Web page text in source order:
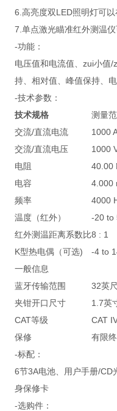
6.高亮度双LED照明灯可
7.单点激光瞄准红外测温
-功能：
电压值和电流值、zui小值/
持、相对值、峰值保持
-技术参数：
技术规格
测量
交流/直流电流
1000
交流/直流电压
1000
电阻
40.00
电容
4.000
频率
4000
温度（红外）
-20 to
红外测温距离系数比8 : 1
K型热电偶（可选)
-4 to
一般信息
蓝牙传输范围
32英
夹钳开口尺寸
1.7英
CAT等级
CAT
保修
有限
-标配：
6节3A电池、用户手册/
身保修卡
-选购件：